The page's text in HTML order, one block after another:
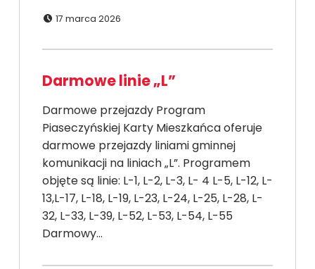
17 marca 2026
Darmowe linie „L”
Darmowe przejazdy Program
Piaseczyńskiej Karty Mieszkańca oferuje
darmowe przejazdy liniami gminnej
komunikacji na liniach „L”. Programem
objęte są linie: L-1, L-2, L-3, L- 4 L-5, L-12, L-
13,L-17, L-18, L-19, L-23, L-24, L-25, L-28, L-
32, L-33, L-39, L-52, L-53, L-54, L-55
Darmowy…